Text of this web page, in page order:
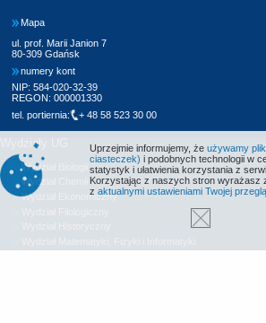
Mapa
ul. prof. Marii Janion 7
80-309 Gdańsk
numery kont
NIP: 584-020-32-39
REGON: 000001330
tel. portiernia:
+ 48 58 523 30 00
Wydziały UG
Wydział Biologii
Wydział Chemii
Wydział Ekonomiczny
Uprzejmie informujemy, że używamy
ciasteczek) i podobnych technologii w
statystyk i ułatwienia korzystania z
Korzystając z naszych stron wyrażasz
z aktualnymi ustawieniami Twojej